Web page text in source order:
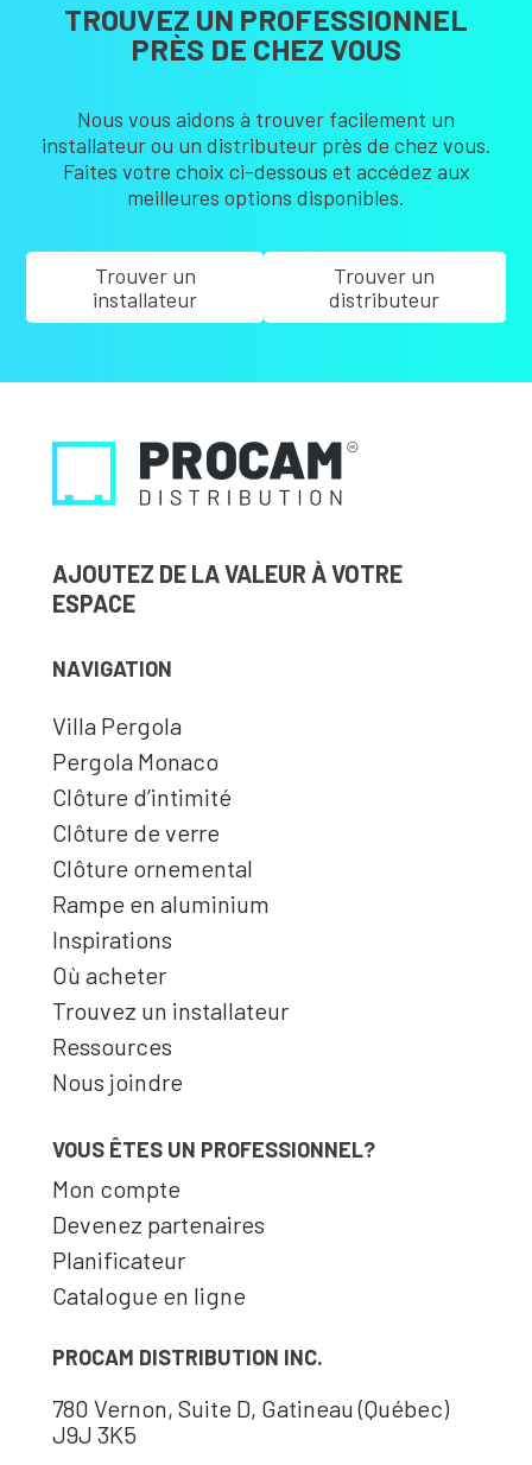
TROUVEZ UN PROFESSIONNEL
PRÈS DE CHEZ VOUS
Nous vous aidons à trouver facilement un
installateur ou un distributeur près de chez vous.
Faites votre choix ci-dessous et accédez aux
meilleures options disponibles.
Trouver un
installateur
Trouver un
distributeur
AJOUTEZ DE LA VALEUR À VOTRE
ESPACE
NAVIGATION
Villa Pergola
Pergola Monaco
Clôture d’intimité
Clôture de verre
Clôture ornemental
Rampe en aluminium
Inspirations
Où acheter
Trouvez un installateur
Ressources
Nous joindre
VOUS ÊTES UN PROFESSIONNEL?
Mon compte
Devenez partenaires
Planificateur
Catalogue en ligne
PROCAM DISTRIBUTION INC.
780 Vernon, Suite D, Gatineau (Québec)
J9J 3K5